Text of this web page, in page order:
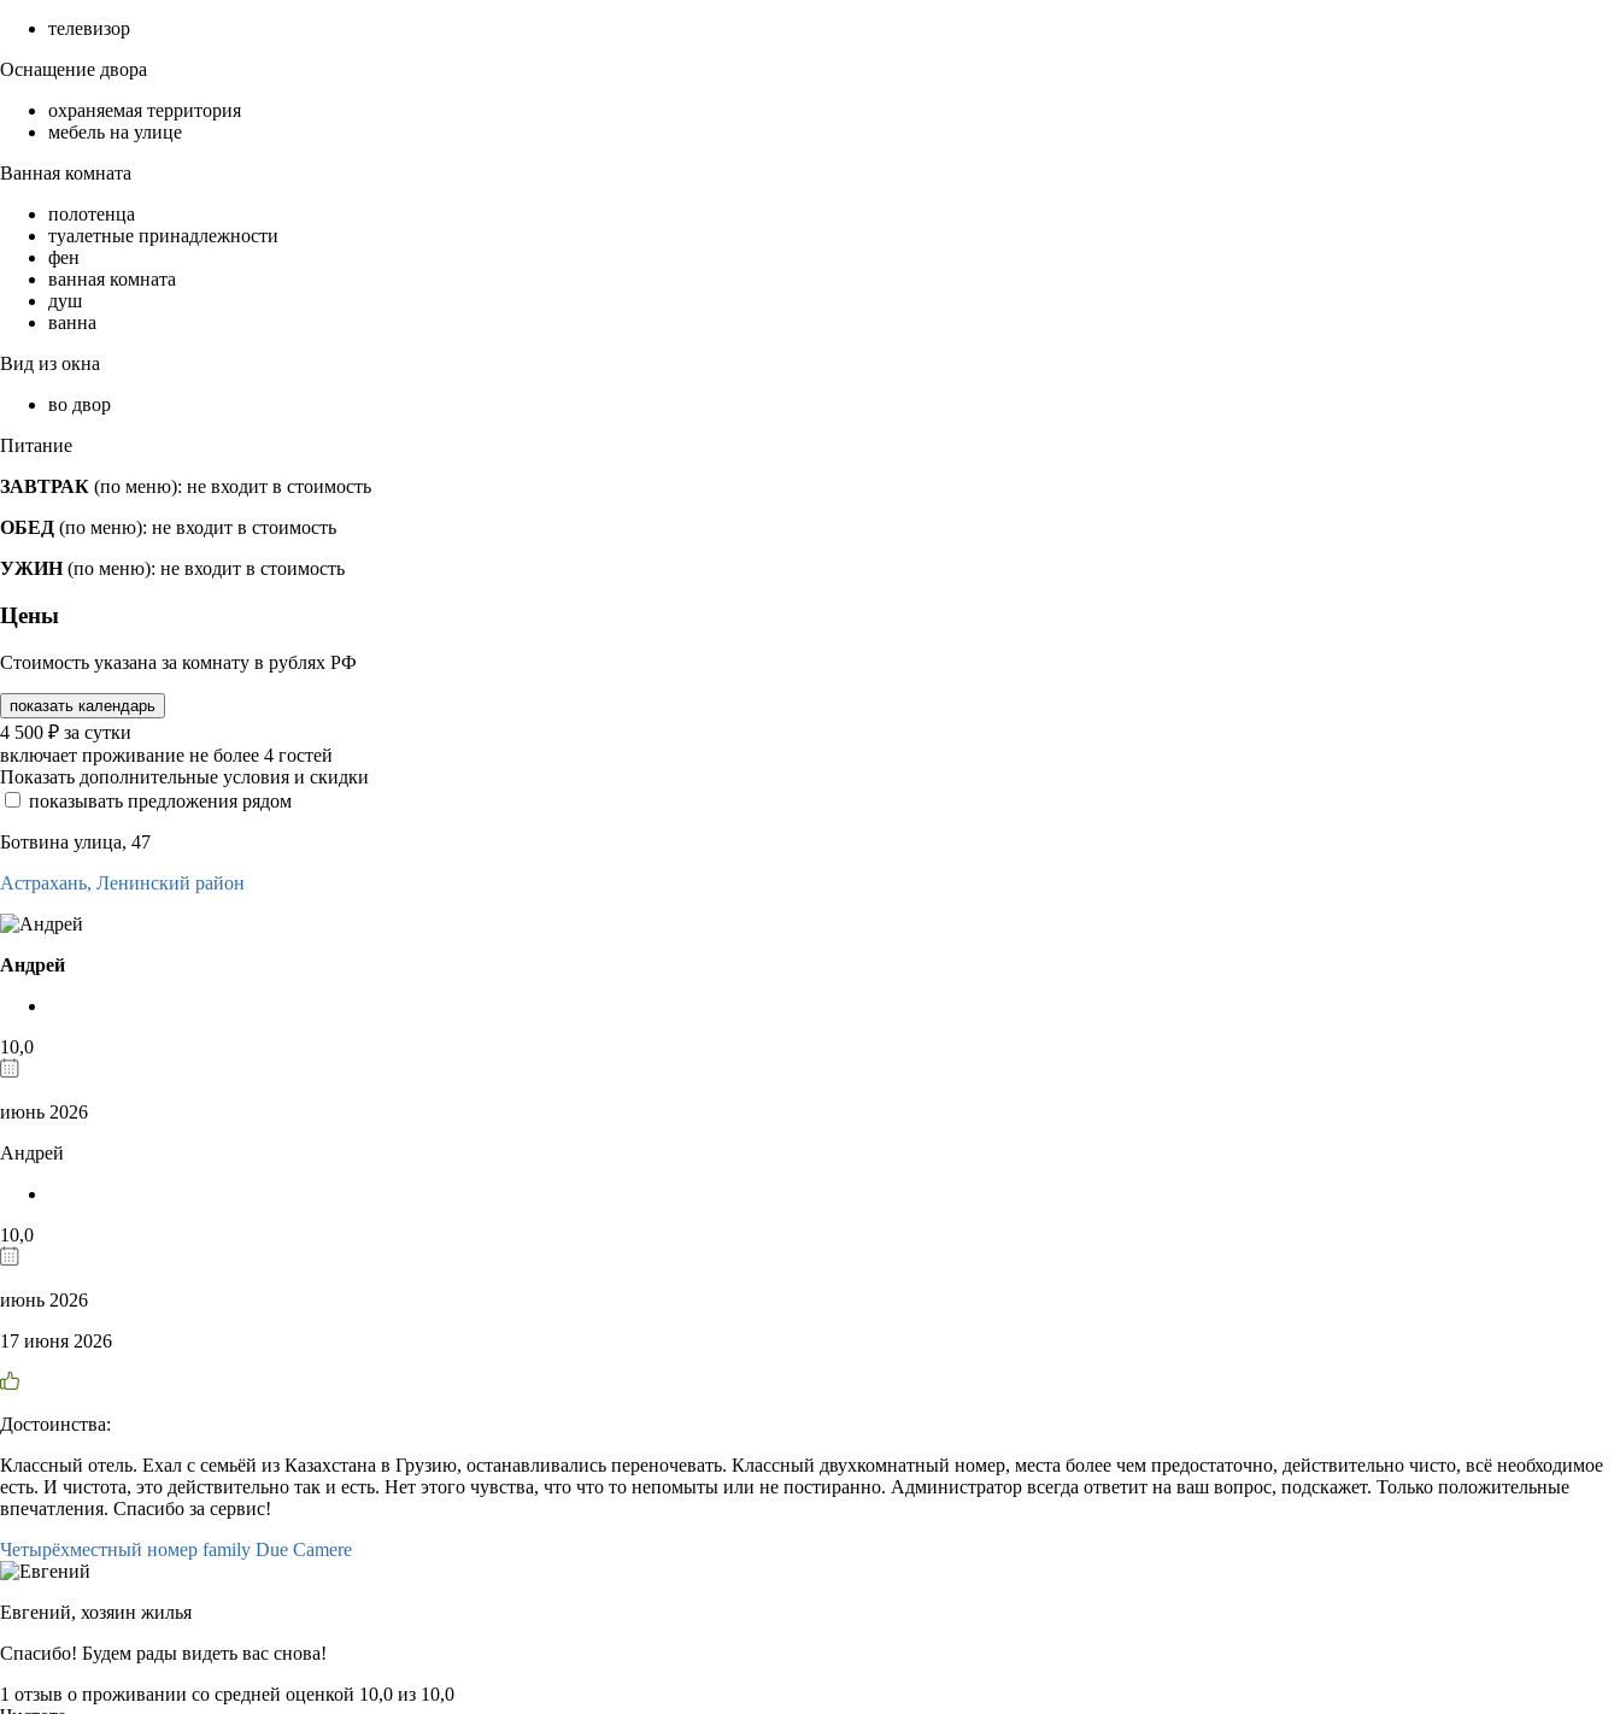
телевизор
Оснащение двора
охраняемая территория
мебель на улице
Ванная комната
полотенца
туалетные принадлежности
фен
ванная комната
душ
ванна
Вид из окна
во двор
Питание
ЗАВТРАК (по меню): не входит в стоимость
ОБЕД (по меню): не входит в стоимость
УЖИН(по меню): не входит в стоимость
Цены
Стоимость указана за комнату в рублях РФ
показать календарь
4 500 ₽ за сутки
включает проживание не более 4 гостей
Показать дополнительные условия и скидки
показывать предложения рядом
Ботвина улица, 47
Астрахань, Ленинский район
Андрей
10,0
июнь 2026
Андрей
10,0
июнь 2026
17 июня 2026
Достоинства:
Классный отель. Ехал с семьёй из Казахстана в Грузию, останавливались переночевать. Классный двухкомнатный номер, места более чем предостаточно, действительно чисто, всё необходимое
есть. И чистота, это действительно так и есть. Нет этого чувства, что что то непомыты или не постиранно. Администратор всегда ответит на ваш вопрос, подскажет. Только положительные
впечатления. Спасибо за сервис!
Четырёхместный номер family Due Camere
Евгений, хозяин жилья
Спасибо! Будем рады видеть вас снова!
1 отзыв о проживании со средней оценкой 10,0 из 10,0